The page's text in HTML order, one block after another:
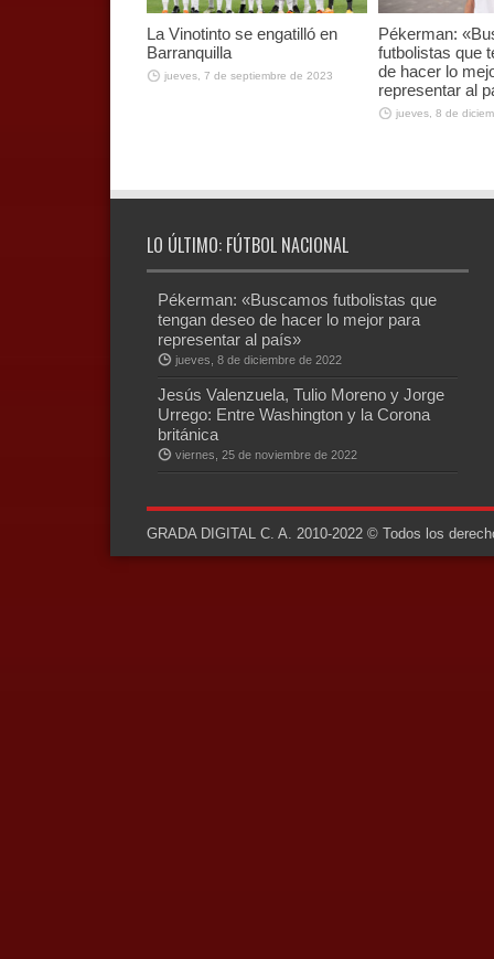
La Vinotinto se engatilló en
Barranquilla
jueves, 7 de septiembre de 2023
Pékerman:
futbolistas que
de hacer lo
representar al
jueves, 8 de
LO ÚLTIMO: FÚTBOL NACIONAL
Pékerman: «Buscamos futbolistas que
tengan deseo de hacer lo mejor para
representar al país»
jueves, 8 de diciembre de 2022
Jesús Valenzuela, Tulio Moreno y Jorge
Urrego: Entre Washington y la Corona
británica
viernes, 25 de noviembre de 2022
GRADA DIGITAL C. A. 2010-2022 © Todos los